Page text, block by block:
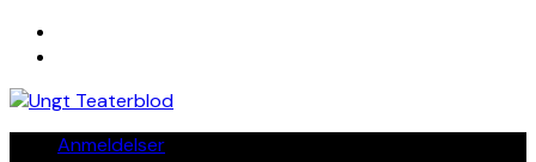
Skip
Anmeldelser